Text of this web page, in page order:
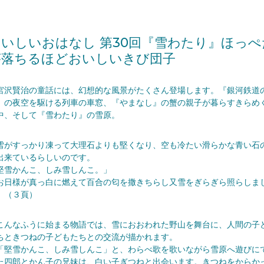
しいおはなし 第30回『雪わたり』ほっぺ
ちるほどおいしいきび団子
賢治の童話には、幻想的な風景がたくさん登場します。『銀河鉄道
の夜空を駆ける列車の車窓、『やまなし』の蟹の親子が暮らすきらめ
、そして『雪わたり』の雪原。
すっかり凍って大理石よりも堅くなり、空も冷たい滑らかな青い石
来ているらしいのです。
雪かんこ、しみ雪しんこ。」
様が真っ白に燃えて百合の匂を撒きちらし又雪をぎらぎら照らしま
（３頁）
なふうに始まる物語では、雪におおわれた野山を舞台に、人間の子
ときつねの子どもたちとの交流が描かれます。
雪かんこ、しみ雪しんこ」と、わらべ歌を歌いながら雪原へ遊びに
四郎とかん子の兄妹は、白い子ぎつねと出会います。きつねをからか